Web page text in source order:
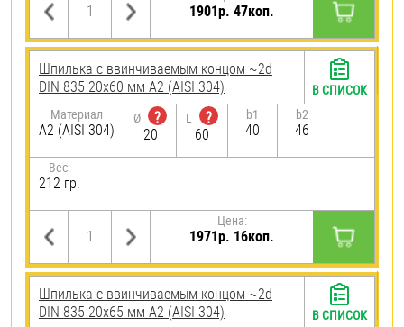
1901р. 47коп.
Шпилька c ввинчиваемым концом ~2d
DIN 835 20х60 мм А2 (AISI 304)
Материал
А2 (AISI 304)
Ø
?
20
L
?
60
b1
40
b2
46
Вес:
212 гр.
Цена:
1971р. 16коп.
В СПИСОК
Шпилька c ввинчиваемым концом ~2d
DIN 835 20х65 мм А2 (AISI 304)
В СПИСОК